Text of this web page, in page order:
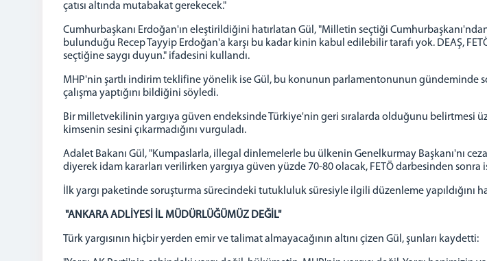
çatısı altında mutabakat gerekecek."
Cumhurbaşkanı Erdoğan'ın eleştirildiğini hatırlatan Gül, "Milletin seçtiği
bulunduğu Recep Tayyip Erdoğan'a karşı bu kadar kinin kabul edilebilir tarafı yok. DEAŞ,
seçtiğine saygı duyun." ifadesini kullandı.
MHP'nin şartlı indirim teklifine yönelik ise Gül, bu konunun parlamentonunun gündeminde
çalışma yaptığını bildiğini söyledi.
Bir milletvekilinin yargıya güven endeksinde Türkiye'nin geri sıralarda olduğunu belirtmesi
kimsenin sesini çıkarmadığını vurguladı.
Adalet Bakanı Gül, "Kumpaslarla, illegal dinlemelerle bu ülkenin Genelkurmay Başkanı'nı
diyerek idam kararları verilirken yargıya güven yüzde 70-80 olacak, FETÖ darbesinden
İlk yargı paketinde soruşturma sürecindeki tutukluluk süresiyle ilgili düzenleme yapıldığını
"ANKARA ADLİYESİ İL MÜDÜRLÜĞÜMÜZ DEĞİL"
Türk yargısının hiçbir yerden emir ve talimat almayacağının altını çizen Gül, şunları kaydetti: